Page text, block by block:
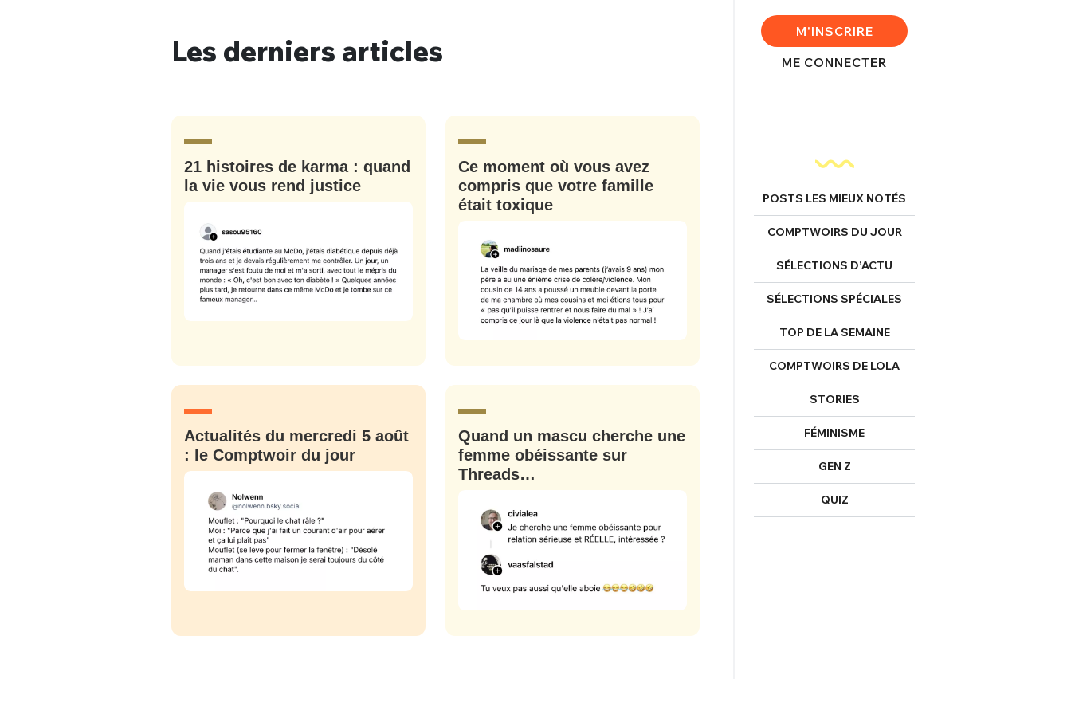
Les derniers articles
21 histoires de karma : quand
la vie vous rend justice
Ce moment où vous avez
compris que votre famille
était toxique
Actualités du mercredi 5 août
: le Comptwoir du jour
Quand un mascu cherche une
femme obéissante sur
Threads…
M'INSCRIRE
ME CONNECTER
POSTS LES MIEUX NOTÉS
COMPTWOIRS DU JOUR
SÉLECTIONS D’ACTU
SÉLECTIONS SPÉCIALES
TOP DE LA SEMAINE
COMPTWOIRS DE LOLA
STORIES
FÉMINISME
GEN Z
QUIZ
FERMER
PSEUDO *
EMAIL*
PASSWORD
PSEUDO
Mot de passe perdu ?
CONNEXION
VOTRE PARTICIPATION
Que souhaitez-vous proposer ?
Quelques
tweets
Ma propre
sélection
Un Thread
C'EST PARTI